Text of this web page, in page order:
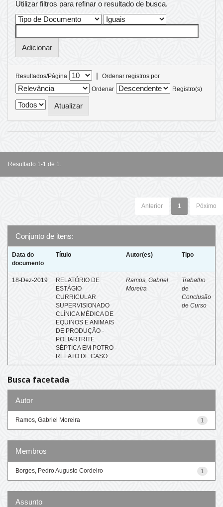
Utilizar filtros para refinar o resultado de busca.
Resultados/Página |
Ordenar registros por
Ordenar
Registro(s)
Resultado 1-1 de 1.
Anterior 1 Póximo
Conjunto de itens:
Data do
documento
Título Autor(es) Tipo
18-Dez-2019
RELATÓRIO DE
ESTÁGIO
CURRICULAR
SUPERVISIONADO
CLÍNICA MÉDICA DE
EQUINOS E ANIMAIS
DE PRODUÇÃO -
POLIARTRITE
SÉPTICA EM POTRO -
RELATO DE CASO
Ramos, Gabriel
Moreira
Trabalho
de
Conclusão
de Curso
Busca facetada
Autor
1
Ramos, Gabriel Moreira
Membros
1
Borges, Pedro Augusto Cordeiro
Assunto